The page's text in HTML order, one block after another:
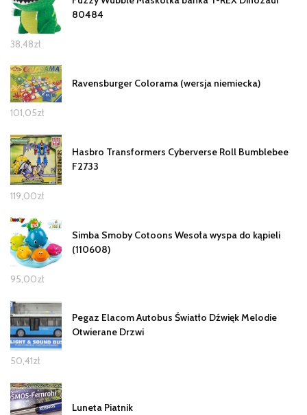
80484
38,48zł
Ravensburger Colorama (wersja niemiecka)
101,05zł
Hasbro Transformers Cyberverse Roll Bumblebee
F2733
119,00zł
Simba Smoby Cotoons Wesoła wyspa do kąpieli
(110608)
95,00zł
Pegaz Elacom Autobus Światło Dźwięk Melodie
Otwierane Drzwi
50,41zł
Luneta Piatnik